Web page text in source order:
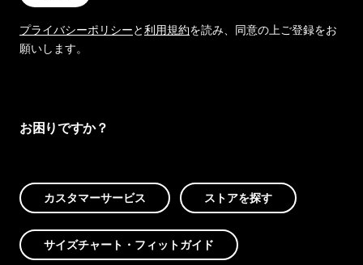
プライバシーポリシーと利用規約を読み、同意の上ご登録をお
願いします。
お困りですか？
カスタマーサービス ストアを探す
サイズチャート・フィットガイド